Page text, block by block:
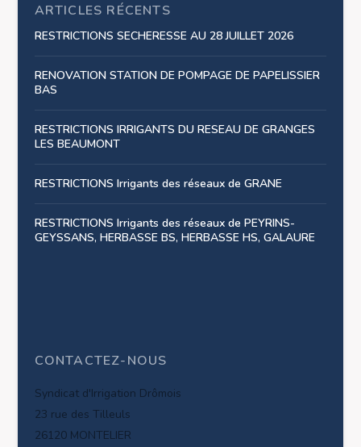
ARTICLES RÉCENTS
RESTRICTIONS SECHERESSE AU 28 JUILLET 2026
RENOVATION STATION DE POMPAGE DE PAPELISSIER
BAS
RESTRICTIONS IRRIGANTS DU RESEAU DE GRANGES
LES BEAUMONT
RESTRICTIONS Irrigants des réseaux de GRANE
RESTRICTIONS Irrigants des réseaux de PEYRINS-
GEYSSANS, HERBASSE BS, HERBASSE HS, GALAURE
CONTACTEZ-NOUS
Syndicat d'Irrigation Drômois
23 rue des Tilleuls
26120 MONTELIER